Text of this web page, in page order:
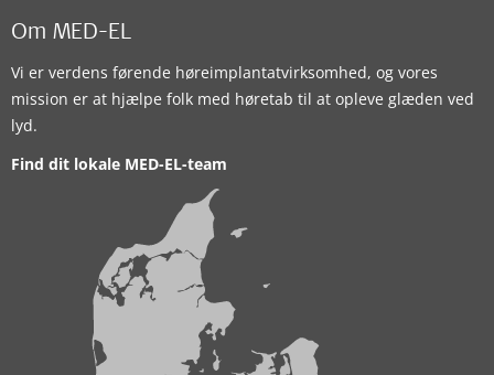
Om MED-EL
Vi er verdens førende høreimplantatvirksomhed, og vores
mission er at hjælpe folk med høretab til at opleve glæden ved
lyd.
Find dit lokale MED-EL-team